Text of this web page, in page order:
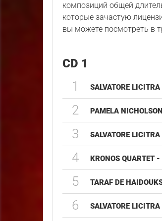
композиций общей
которые зачастую
вы можете посмотреть в
CD 1
1 SALVATORE
2 PAMELA
3 SALVATORE
4 KRONOS QUARTET -
5 TARAF DE
6 SALVATORE